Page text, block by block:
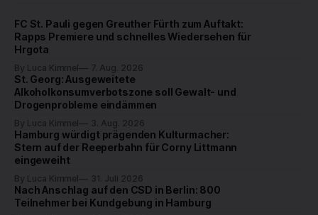
FC St. Pauli gegen Greuther Fürth zum Auftakt:
Rapps Premiere und schnelles Wiedersehen für
Hrgota
By Luca Kimmel 7. Aug. 2026
St. Georg: Ausgeweitete
Alkoholkonsumverbotszone soll Gewalt- und
Drogenprobleme eindämmen
By Luca Kimmel 3. Aug. 2026
Hamburg würdigt prägenden Kulturmacher:
Stern auf der Reeperbahn für Corny Littmann
eingeweiht
By Luca Kimmel 31. Juli 2026
Nach Anschlag auf den CSD in Berlin: 800
Teilnehmer bei Kundgebung in Hamburg